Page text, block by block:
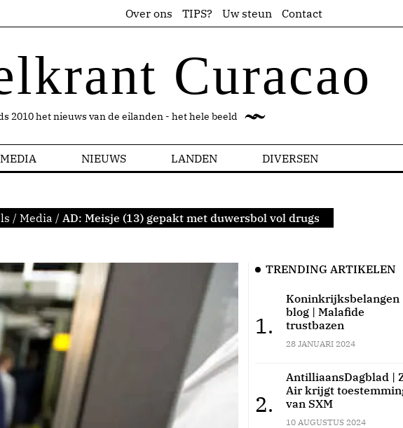
Over ons TIPS? Uw steun Contact
Curacao
2010 het nieuws van de eilanden - het hele beeld
MEDIA NIEUWS LANDEN DIVERSEN
/ Media / AD: Meisje (13) gepakt met duwersbol vol drugs
TRENDING ARTIKELEN
1.
Koninkrijksbelangen
blog | Malafide
trustbazen
28 JANUARI 2024
2.
AntilliaansDagblad |
Air krijgt
van SXM
10 AUGUSTUS 2024